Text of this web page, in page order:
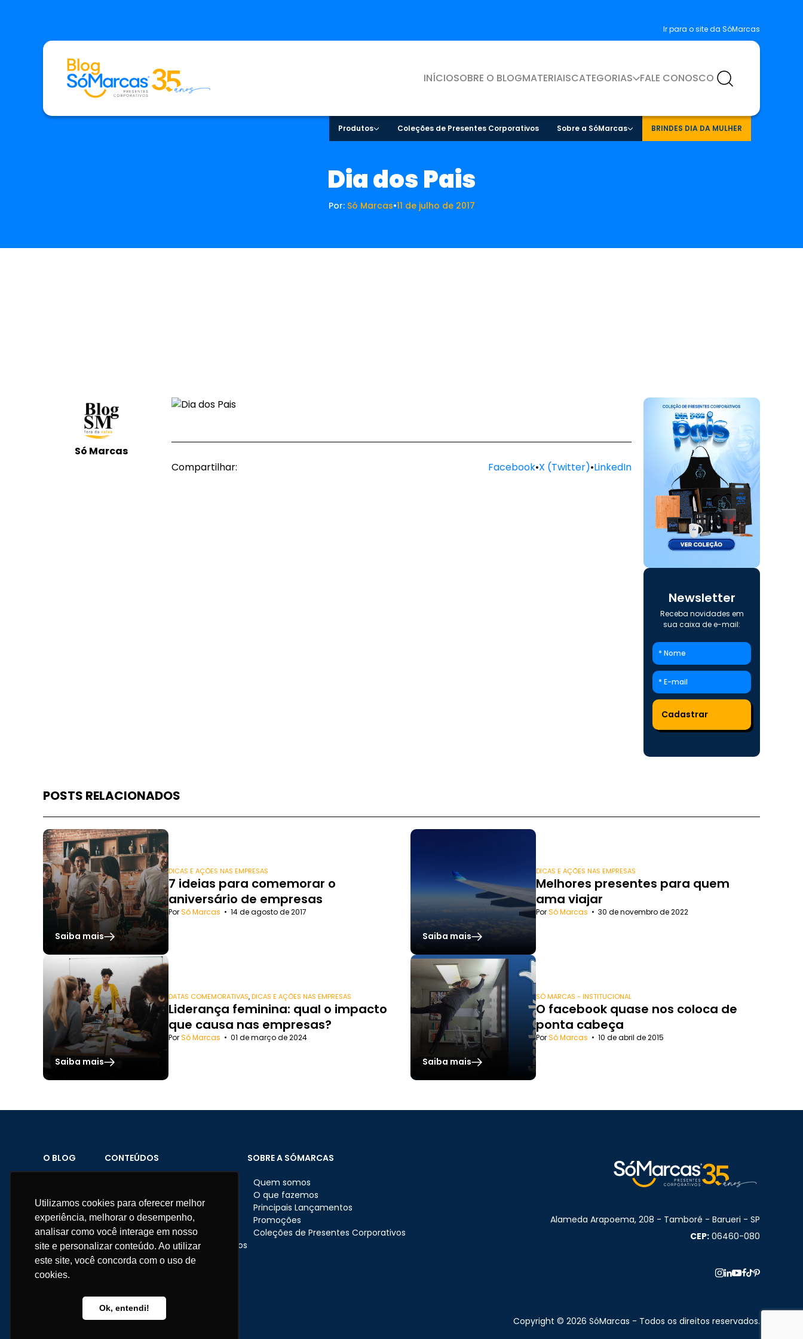
Utilizamos cookies para oferecer melhor
experiência, melhorar o desempenho,
analisar como você interage em nosso
site e personalizar conteúdo. Ao utilizar
este site, você concorda com o uso de
cookies.
Ok, entendi!
Ir para o site da SóMarcas
INÍCIOSOBRE O BLOGMATERIAISCATEGORIAS FALE CONOSCO
Produtos Coleções de Presentes Corporativos Sobre a SóMarcas BRINDES DIA DA MULHER
Dia dos Pais
Por: Só Marcas•11 de julho de 2017
Só Marcas
Compartilhar:
Facebook•X (Twitter)•LinkedIn
Newsletter
Receba novidades em
sua caixa de e-mail:
POSTS RELACIONADOS
Saiba mais
DICAS E AÇÕES NAS EMPRESAS
7 ideias para comemorar o
aniversário de empresas
PorSó Marcas • 14 de agosto de 2017
Saiba mais
DICAS E AÇÕES NAS EMPRESAS
Melhores presentes para quem
ama viajar
PorSó Marcas • 30 de novembro de 2022
Saiba mais
DATAS COMEMORATIVAS,DICAS E AÇÕES NAS EMPRESAS
Liderança feminina: qual o impacto
que causa nas empresas?
PorSó Marcas • 01 de março de 2024
Saiba mais
SÓ MARCAS - INSTITUCIONAL
O facebook quase nos coloca de
ponta cabeça
PorSó Marcas • 10 de abril de 2015
O BLOG
Materiais
Fale conosco
CONTEÚDOS
Feriados
Dicas e ações nas empresas
Eventos corporativos
Presentes e brindes corporativos
RH
SOBRE A SÓMARCAS
Quem somos
O que fazemos
Principais Lançamentos
Promoções
Coleções de Presentes Corporativos
Alameda Arapoema, 208 - Tamboré - Barueri - SP
CEP: 06460-080
WhatsApp:
11 95681-5743
atendimento@somarcas.com.br
Copyright © 2026 SóMarcas - Todos os direitos reservados.